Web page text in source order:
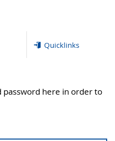
Quicklinks
password here in order to